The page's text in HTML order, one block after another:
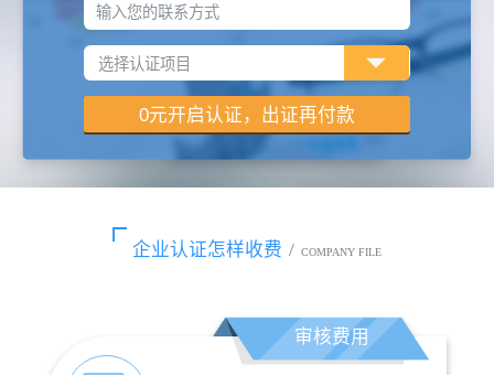
输入您的联系方式
企业认证怎样收费 / COMPANY FILE
审核费用